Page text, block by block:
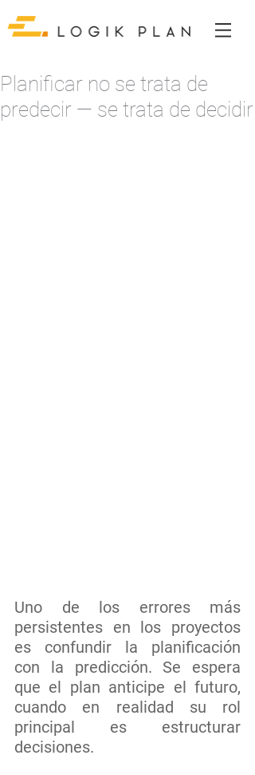
Planificar no se trata de
predecir — se trata de decidir
Uno de los errores más
persistentes en los proyectos
es confundir la planificación
con la predicción. Se espera
que el plan anticipe el futuro,
cuando en realidad su rol
principal es estructurar
decisiones.